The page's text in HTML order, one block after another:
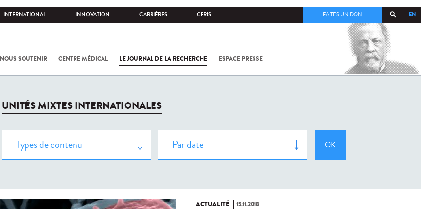
INTERNATIONAL INNOVATION CARRIÈRES CERIS EN
FAITES UN DON
NOUS SOUTENIR CENTRE MÉDICAL LE JOURNAL DE LA RECHERCHE ESPACE PRESSE
COV-2 /
UNITÉS MIXTES INTERNATIONALES
ACTUALITÉ 15.11.2018